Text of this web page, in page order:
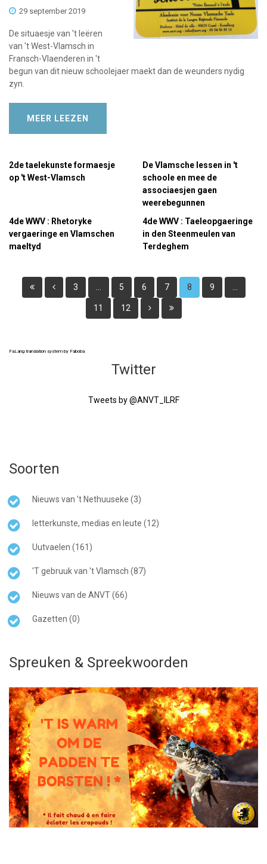
29 september 2019
De situaesje van 't leëren
van 't West-Vlamsch in
Fransch-Vlaenderen in 't
begun van dit nieuw schoolejaer maekt dan de weunders nydig
zyn.
MEER LEEZEN
2de taelekunste formaesje
op 't West-Vlamsch
De Vlamsche lessen in 't
schoole en mee de
associaesjen gaen
weerebegunnen
4de WWV : Rhetoryke
vergaeringe en Vlamschen
maeltyd
4de WWV : Taeleopgaeringe
in den Steenmeulen van
Terdeghem
3 5 6 7 8 9
11 12
FaLang translation system by Faboba
Twitter
Tweets by @ANVT_ILRF
Soorten
Nieuws van 't Nethuuseke (3)
letterkunste, medias en leute (12)
Uutvaelen (161)
'T gebruuk van 't Vlamsch (87)
Nieuws van de ANVT (66)
Gazetten (0)
Spreuken & Spreekwoorden